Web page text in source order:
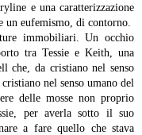
e una caratterizzazione
un eufemismo, di contorno.
immobiliari. Un occhio
tra Tessie e Keith, una
che, da cristiano nel senso
nel senso umano del
delle mosse non proprio
per averla sotto il suo
a fare quello che stava